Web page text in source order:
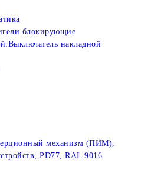
блокирующие
Выключатель накладной
механизм (ПИМ),
PD77, RAL 9016